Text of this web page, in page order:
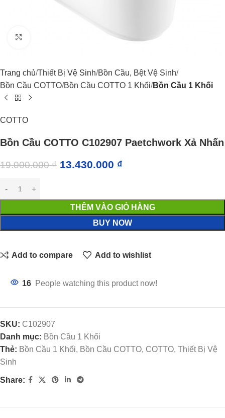
Trang chủ Thiết Bị Vệ Sinh Bồn Cầu, Bệt Vệ Sinh
Bồn Cầu COTTO Bồn Cầu COTTO 1 Khối Bồn Cầu 1 Khối
COTTO
Bồn Cầu COTTO C102907 Paetchwork Xả Nhấn
19.000.000₫ 13.430.000 ₫
THÊM VÀO GIỎ HÀNG
BUY NOW
Add to compare Add to wishlist
16 People watching this product now!
SKU: C102907
Danh mục: Bồn Cầu 1 Khối
Thẻ: Bồn Cầu 1 Khối, Bồn Cầu COTTO, COTTO, Thiết Bị Vệ
Sinh
Share: